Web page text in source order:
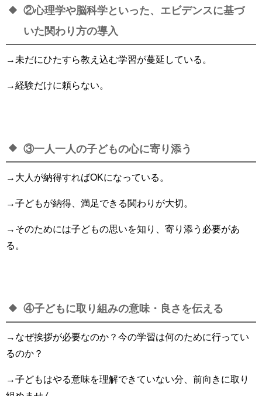
②心理学や脳科学といった、エビデンスに基づ
いた関わり方の導入
→未だにひたすら教え込む学習が蔓延している。
→経験だけに頼らない。
③一人一人の子どもの心に寄り添う
→大人が納得すればOKになっている。
→子どもが納得、満足できる関わりが大切。
→そのためには子どもの思いを知り、寄り添う必要があ
る。
④子どもに取り組みの意味・良さを伝える
→なぜ挨拶が必要なのか？今の学習は何のために行ってい
るのか？
→子どもはやる意味を理解できていない分、前向きに取り